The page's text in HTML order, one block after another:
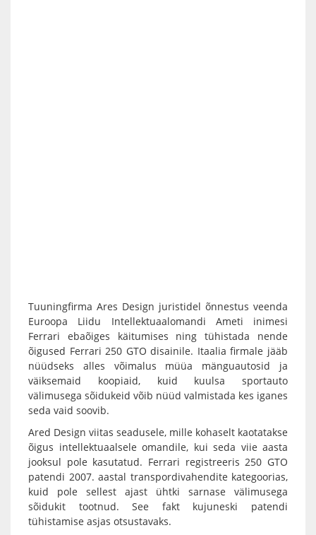
Tuuningfirma Ares Design juristidel õnnestus veenda
Euroopa Liidu Intellektuaalomandi Ameti inimesi
Ferrari ebaõiges käitumises ning tühistada nende
õigused Ferrari 250 GTO disainile. Itaalia firmale jääb
nüüdseks alles võimalus müüa mänguautosid ja
väiksemaid koopiaid, kuid kuulsa sportauto
välimusega sõidukeid võib nüüd valmistada kes iganes
seda vaid soovib.
Ared Design viitas seadusele, mille kohaselt kaotatakse
õigus intellektuaalsele omandile, kui seda viie aasta
jooksul pole kasutatud. Ferrari registreeris 250 GTO
patendi 2007. aastal transpordivahendite kategoorias,
kuid pole sellest ajast ühtki sarnase välimusega
sõidukit tootnud. See fakt kujuneski patendi
tühistamise asjas otsustavaks.